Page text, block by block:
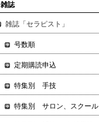
雑誌
雑誌「セラピスト」
号数順
定期購読申込
特集別 手技
特集別 サロン、スクール